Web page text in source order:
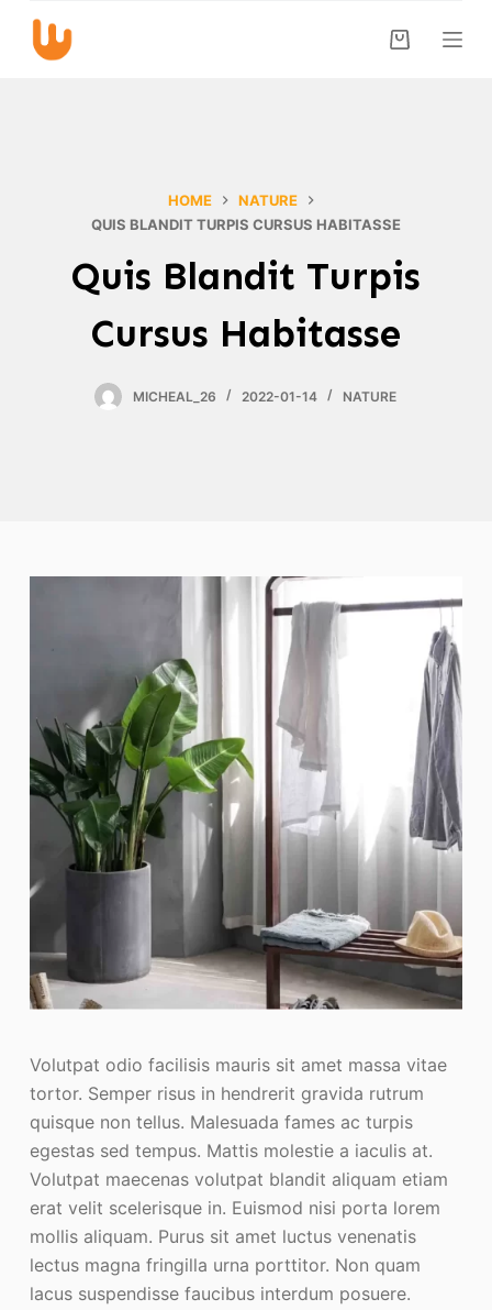
HOME
NATURE
QUIS BLANDIT TURPIS CURSUS HABITASSE
Quis Blandit Turpis
Cursus Habitasse
MICHEAL_26 2022-01-14 NATURE
Volutpat odio facilisis mauris sit amet massa vitae
tortor. Semper risus in hendrerit gravida rutrum
quisque non tellus. Malesuada fames ac turpis
egestas sed tempus. Mattis molestie a iaculis at.
Volutpat maecenas volutpat blandit aliquam etiam
erat velit scelerisque in. Euismod nisi porta lorem
mollis aliquam. Purus sit amet luctus venenatis
lectus magna fringilla urna porttitor. Non quam
lacus suspendisse faucibus interdum posuere.